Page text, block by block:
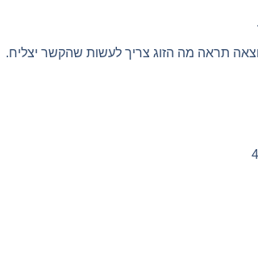
תראה מה הזוג צריך לעשות שהקשר יצליח.